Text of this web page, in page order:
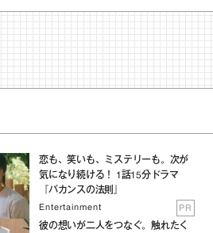
恋も、笑いも、ミステリーも。次が
気になり続ける！ 1話15分ドラマ
『バカンスの法則』
Entertainment PR
彼の想いが二人をつなぐ。触れたく